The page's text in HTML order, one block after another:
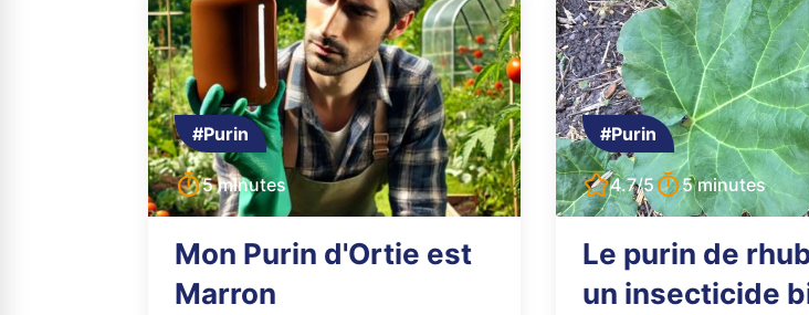
#Purin
5 minutes
Mon Purin d'Ortie est
Marron
#Purin
4.7/5 5 minutes
Le purin de
un insecticide